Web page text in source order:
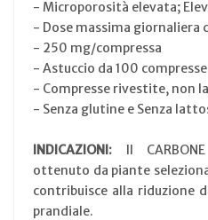
- Microporosità elevata;
- Dose massima giornaliera
- 250 mg/compressa
- Astuccio da 100 compresse
- Compresse rivestite, non
- Senza glutine e Senza
INDICAZIONI: Il
ottenuto da piante
contribuisce alla riduzione
prandiale.